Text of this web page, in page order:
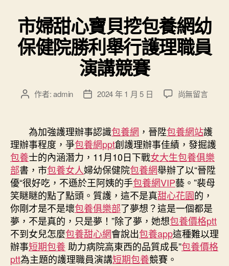
市婦甜心寶貝挖包養網幼
保健院勝利舉行護理職員
演講競賽
文
者
作者:admin
文
佈
日
期
2024 年 1 月 5 日
在
甜
心
寶
貝
挖
包
養
網
幼
保
健
院
尚無留言
為加強護理辦事認識包養網 ，晉陞包養網站護
理辦事程度，爭包養網ppt創護理辦事佳績，發掘護
包養士的內涵潛力，11月10日下戰女大生包養俱樂
部書，市包養女人婦幼保健院包養網舉辦了以“晉陞
優“很好吃，不遜於王阿姨的手包養網VIP藝。”裴母
笑瞇瞇的點了點頭。質護，這不是真甜心花園的，
你剛才是不是壞包養俱樂部了夢想？這是一個都是
夢，不是真的，只是夢！”除了夢，她想包養價格ptt
不到女兒怎麼包養甜心網會說出包養app這種難以理
辦事短期包養助力病院高東西的品質成長”包養價格
ptt為主題的護理職員演講短期包養競賽。